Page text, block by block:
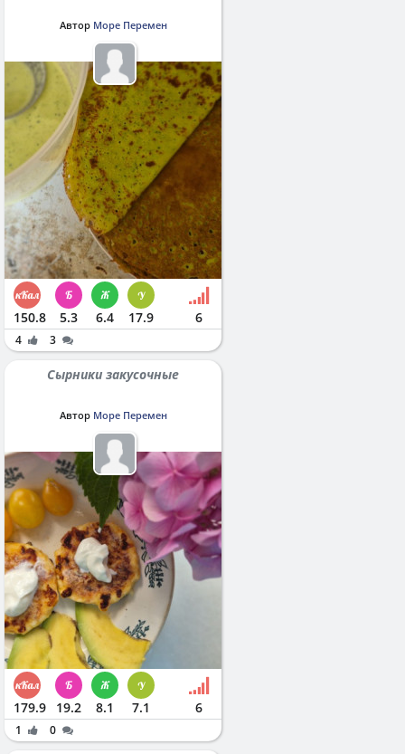
Автор Море Перемен
150.8 5.3 6.4 17.9 6
4 3
Сырники закусочные
Автор Море Перемен
179.9 19.2 8.1 7.1 6
1 0